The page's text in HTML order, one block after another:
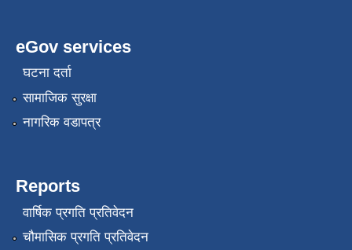
eGov services
घटना दर्ता
सामाजिक सुरक्षा
नागरिक वडापत्र
Reports
वार्षिक प्रगति प्रतिवेदन
चौमासिक प्रगति प्रतिवेदन